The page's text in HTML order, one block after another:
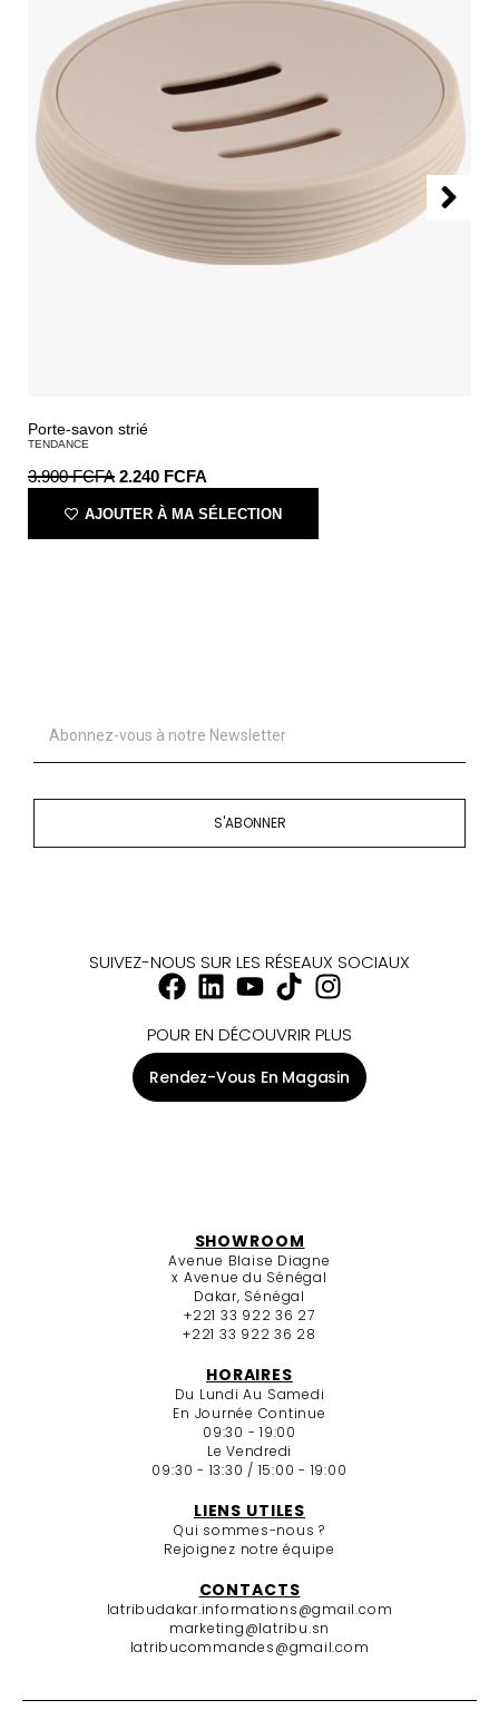
Porte-savon strié
TENDANCE
3.900FCFA 2.240 FCFA
AJOUTER À MA SÉLECTION
S'ABONNER
SUIVEZ-NOUS SUR LES RÉSEAUX SOCIAUX
POUR EN DÉCOUVRIR PLUS
Rendez-Vous En Magasin
SHOWROOM
Avenue Blaise Diagne
x Avenue du Sénégal
Dakar, Sénégal
+221 33 922 36 27
+221 33 922 36 28
HORAIRES
Du Lundi Au Samedi
En Journée Continue
09:30 - 19:00
Le Vendredi
09:30 - 13:30 / 15:00 - 19:00
LIENS UTILES
Qui sommes-nous ?
Rejoignez notre équipe
CONTACTS
latribudakar.informations@gmail.com
marketing@latribu.sn
latribucommandes@gmail.com